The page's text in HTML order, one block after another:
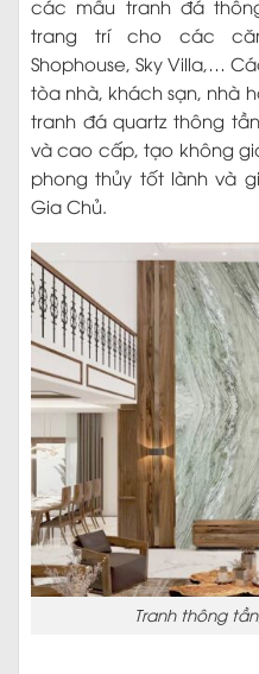
các mẫu tranh đá
trang trí cho các căn
Shophouse, Sky Villa,…
tòa nhà, khách sạn, nhà
tranh đá quartz thông
và cao cấp, tạo không
phong thủy tốt lành và
Gia Chủ.
Tranh thông